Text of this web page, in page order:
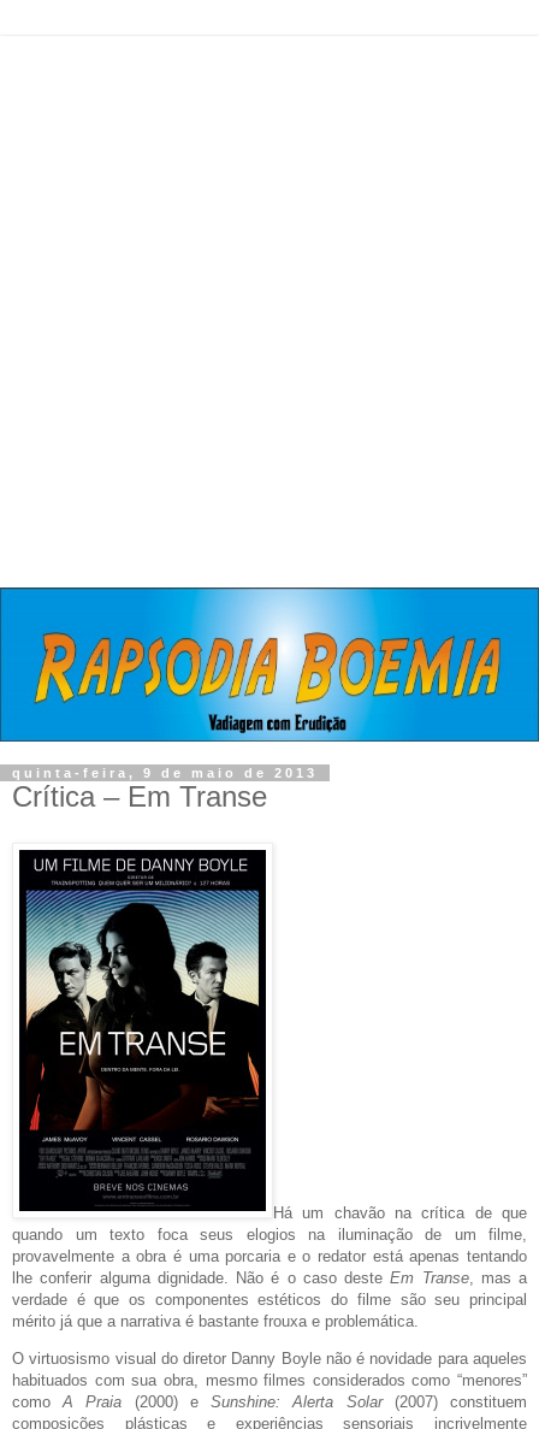
quinta-feira, 9 de maio de 2013
Crítica – Em Transe
Há um chavão na crítica de que
quando um texto foca seus elogios na iluminação de um filme,
provavelmente a obra é uma porcaria e o redator está apenas tentando
lhe conferir alguma dignidade. Não é o caso desteEm Transe, mas a
verdade é que os componentes estéticos do filme são seu principal
mérito já que a narrativa é bastante frouxa e problemática.
O virtuosismo visual do diretor Danny Boyle não é novidade para aqueles
habituados com sua obra, mesmo filmes considerados como “menores”
comoA Praia (2000) eSunshine: Alerta Solar (2007) constituem
composições plásticas e experiências sensoriais incrivelmente